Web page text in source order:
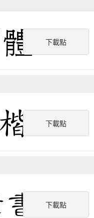
下載點
下載點
下載點